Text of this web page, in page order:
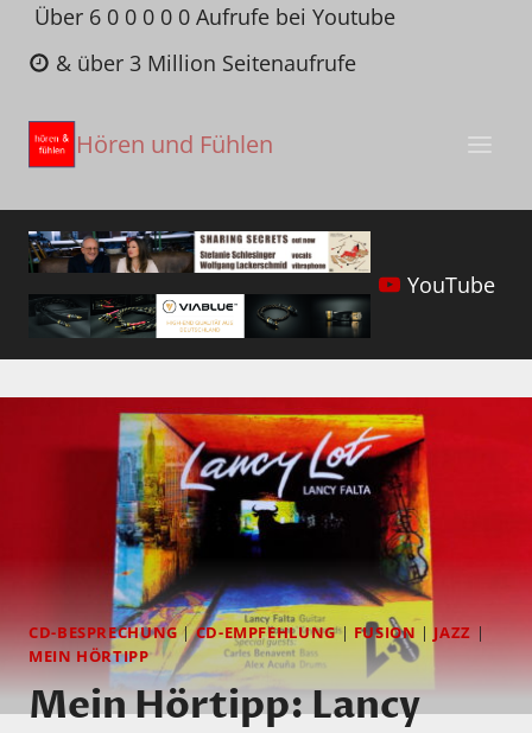
Zum
Inhalt
springen
Über 6 0 0 0 0 0 Aufrufe bei Youtube
& über 3 Million Seitenaufrufe
Hören und Fühlen
YouTube
CD-BESPRECHUNG|CD-EMPFEHLUNG| FUSION|JAZZ |
MEIN HÖRTIPP
Mein Hörtipp: Lancy